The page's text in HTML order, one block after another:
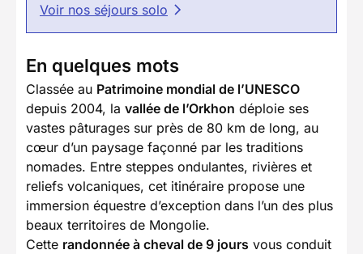
Voir nos séjours solo
En quelques mots
Classée au Patrimoine mondial de l’UNESCO
depuis 2004, la vallée de l’Orkhon déploie ses
vastes pâturages sur près de 80 km de long, au
cœur d’un paysage façonné par les traditions
nomades. Entre steppes ondulantes, rivières et
reliefs volcaniques, cet itinéraire propose une
immersion équestre d’exception dans l’un des plus
beaux territoires de Mongolie.
Cette randonnée à cheval de 9 jours vous conduit